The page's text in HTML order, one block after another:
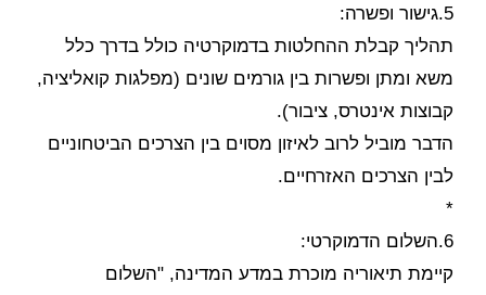
5.גישור ופשרה:
תהליך קבלת ההחלטות בדמוקרטיה כולל בדרך כלל
משא ומתן ופשרות בין גורמים שונים (מפלגות קואליציה,
קבוצות אינטרס, ציבור).
הדבר מוביל לרוב לאיזון מסוים בין הצרכים הביטחוניים
לבין הצרכים האזרחיים.
*
6.השלום הדמוקרטי:
קיימת תיאוריה מוכרת במדע המדינה, "השלום